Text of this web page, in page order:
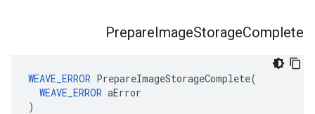
PrepareImageStorageComplete
WEAVE_ERROR PrepareImageStorageComplete(
WEAVE_ERROR aError
)